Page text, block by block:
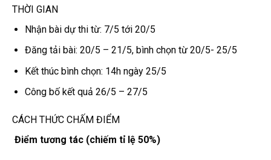
THỜI GIAN
Nhận bài dự thi từ: 7/5 tới 20/5
Đăng tải bài: 20/5 – 21/5, bình chọn từ 20/5- 25/5
Kết thúc bình chọn: 14h ngày 25/5
Công bố kết quả 26/5 – 27/5
CÁCH THỨC CHẤM ĐIỂM
Điểm tương tác (chiếm tỉ lệ 50%)